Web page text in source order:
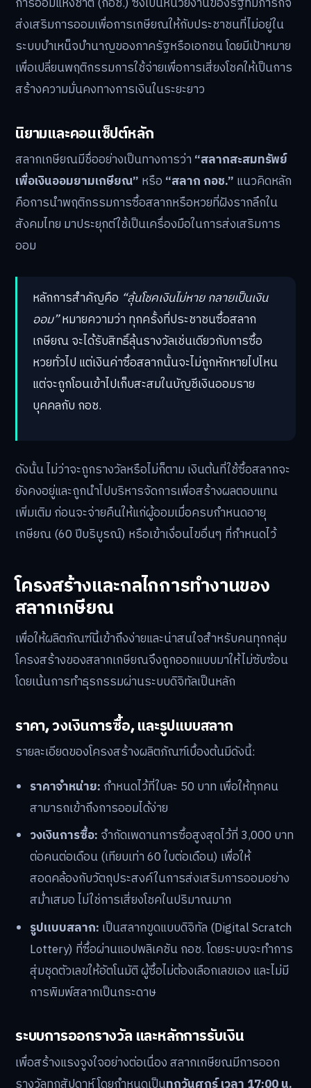
นอกระบบที่ยังไม่มีระบบบำเหน็จบำนาญรองรับ การทำความ
เข้าใจในโครงสร้าง กลไก และเงื่อนไขต่างๆ จะช่วยให้
สามารถใช้ประโยชน์จากสินทรัพย์ใหม่นี้ได้อย่างเต็มศักยภาพ
“ลุ้นโชคเงินไม่หาย”
สลากเกษียณเป็นผลิตภัณฑ์ทางการเงินที่ริเริ่มโดยกองทุน
การออมแห่งชาติ (กอช.) ซึ่งเป็นหน่วยงานของรัฐที่มีภารกิจ
ส่งเสริมการออมเพื่อการเกษียณให้กับประชาชนที่ไม่อยู่ใน
ระบบบำเหน็จบำนาญของภาครัฐหรือเอกชน โดยมีเป้าหมาย
เพื่อเปลี่ยนพฤติกรรมการใช้จ่ายเพื่อการเสี่ยงโชคให้เป็นการ
นิยามและคอนเซ็ปต์หลัก
สลากเกษียณมีชื่ออย่างเป็นทางการว่า“สลากสะสมทรัพย์
เพื่อเงินออมยามเกษียณ”หรือ“สลาก กอช.”แนวคิดหลัก
คือการนำพฤติกรรมการซื้อสลากหรือหวยที่ฝังรากลึกใน
สังคมไทย มาประยุกต์ใช้เป็นเครื่องมือในการส่งเสริมการ
หลักการสำคัญคือ“ลุ้นโชคเงินไม่หาย กลายเป็นเงิน
ออม”หมายความว่า ทุกครั้งที่ประชาชนซื้อสลาก
เกษียณ จะได้รับสิทธิ์ลุ้นรางวัลเช่นเดียวกับการซื้อ
หวยทั่วไป แต่เงินค่าซื้อสลากนั้นจะไม่ถูกหักหายไปไหน
บุคคลกับ กอช.
ดังนั้น ไม่ว่าจะถูกรางวัลหรือไม่ก็ตาม เงินต้นที่ใช้ซื้อสลากจะ
ยังคงอยู่และถูกนำไปบริหารจัดการเพื่อสร้างผลตอบแทน
เพิ่มเติม ก่อนจะจ่ายคืนให้แก่ผู้ออมเมื่อครบกำหนดอายุ
เกษียณ (60 ปีบริบูรณ์) หรือเข้าเงื่อนไขอื่นๆ ที่กำหนดไว้
โครงสร้างและกลไกการทำงานของ
สลากเกษียณ
เพื่อให้ผลิตภัณฑ์นี้เข้าถึงง่ายและน่าสนใจสำหรับคนทุกกลุ่ม
โครงสร้างของสลากเกษียณจึงถูกออกแบบมาให้ไม่ซับซ้อน
โดยเน้นการทำธุรกรรมผ่านระบบดิจิทัลเป็นหลัก
ราคา, วงเงินการซื้อ, และรูปแบบสลาก
รายละเอียดของโครงสร้างผลิตภัณฑ์เบื้องต้นมีดังนี้:
ราคาจำหน่าย:กำหนดไว้ที่ใบละ 50 บาท เพื่อให้ทุกคน
สามารถเข้าถึงการออมได้ง่าย
ต่อคนต่อเดือน (เทียบเท่า 60 ใบต่อเดือน) เพื่อให้
สอดคล้องกับวัตถุประสงค์ในการส่งเสริมการออมอย่าง
สม่ำเสมอ ไม่ใช่การเสี่ยงโชคในปริมาณมาก